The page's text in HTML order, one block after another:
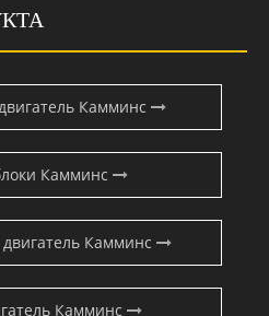
Камминс
Камминс
Камминс
Камминс